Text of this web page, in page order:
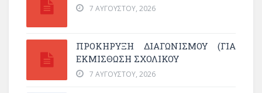
7 ΑΥΓΟΎΣΤΟΥ, 2026
ΠΡΟΚΗΡΥΞΗ ΔΙΑΓΩΝΙΣΜΟΥ (ΓΙΑ
ΕΚΜΊΣΘΩΣΗ ΣΧΟΛΙΚΟΎ
7 ΑΥΓΟΎΣΤΟΥ, 2026